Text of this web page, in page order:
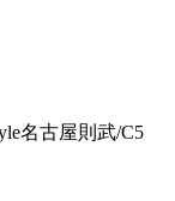
名古屋則武/C5